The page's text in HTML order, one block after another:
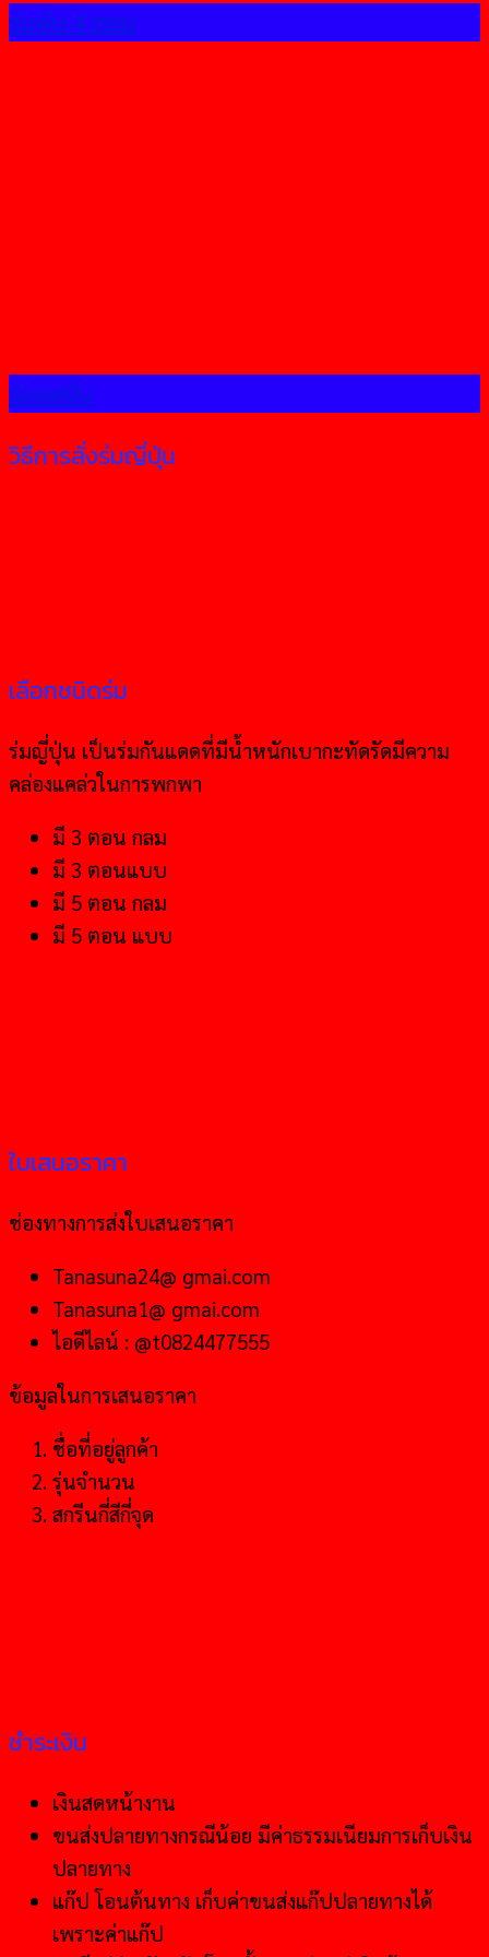
ร่มพับ 4 ตอน
ร่มแฟชั่น
วิธีการสั่งร่มญี่ปุ่น
เลือกชนิดร่ม
ร่มญี่ปุ่น เป็นร่มกันแดดที่มีน้ำหนักเบากะทัดรัดมีความ
คล่องแคล่วในการพกพา
มี 3 ตอน กลม
มี 3 ตอนแบบ
มี 5 ตอน กลม
มี 5 ตอน แบบ
ใบเสนอราคา
ช่องทางการส่งใบเสนอราคา
Tanasuna24@ gmai.com
Tanasuna1@ gmai.com
ไอดีไลน์ : @t0824477555
ข้อมูลในการเสนอราคา
ชื่อที่อยู่ลูกค้า
รุ่นจำนวน
สกรีนกี่สีกี่จุด
ชำระเงิน
เงินสดหน้างาน
ขนส่งปลายทางกรณีน้อย มีค่าธรรมเนียมการเก็บเงิน
ปลายทาง
แก๊ป โอนต้นทาง เก็บค่าขนส่งแก๊ปปลายทางได้
เพราะค่าแก๊ป